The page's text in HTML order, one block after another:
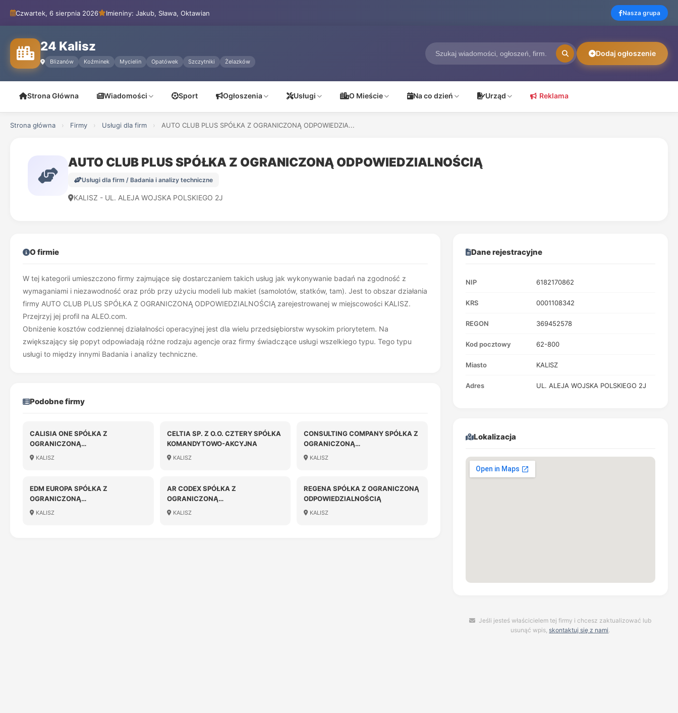
Czwartek, 6 sierpnia 2026 Imieniny: Jakub, Sława, Oktawian Nasza grupa
24 Kalisz
Blizanów Koźminek Mycielin Opatówek Szczytniki Żelazków
Dodaj ogłoszenie
Strona Główna Wiadomości Sport Ogłoszenia Usługi O Mieście Na co dzień Urząd Reklama
Strona główna › Firmy › Usługi dla firm › AUTO CLUB PLUS SPÓŁKA Z OGRANICZONĄ ODPOWIEDZIA...
AUTO CLUB PLUS SPÓŁKA Z OGRANICZONĄ ODPOWIEDZIALNOŚCIĄ
Usługi dla firm / Badania i analizy techniczne
KALISZ - UL. ALEJA WOJSKA POLSKIEGO 2J
O firmie
W tej kategorii umieszczono firmy zajmujące się dostarczaniem takich usług jak wykonywanie badań na zgodność z
wymaganiami i niezawodność oraz prób przy użyciu modeli lub makiet (samolotów, statków, tam). Jest to obszar działania
firmy AUTO CLUB PLUS SPÓŁKA Z OGRANICZONĄ ODPOWIEDZIALNOŚCIĄ zarejestrowanej w miejscowości KALISZ.
Przejrzyj jej profil na ALEO.com.
Obniżenie kosztów codziennej działalności operacyjnej jest dla wielu przedsiębiorstw wysokim priorytetem. Na
zwiększający się popyt odpowiadają różne rodzaju agencje oraz firmy świadczące usługi wszelkiego typu. Tego typu
usługi to między innymi Badania i analizy techniczne.
Podobne firmy
CALISIA ONE SPÓŁKA Z
OGRANICZONĄ
ODPOWIEDZIALNOŚCIĄ
KALISZ
CELTIA SP. Z O.O. CZTERY SPÓŁKA
KOMANDYTOWO-AKCYJNA
KALISZ
CONSULTING COMPANY SPÓŁKA Z
OGRANICZONĄ
ODPOWIEDZIALNOŚCIĄ
KALISZ
EDM EUROPA SPÓŁKA Z
OGRANICZONĄ
ODPOWIEDZIALNOŚCIĄ
KALISZ
AR CODEX SPÓŁKA Z
OGRANICZONĄ
ODPOWIEDZIALNOŚCIĄ
KALISZ
REGENA SPÓŁKA Z OGRANICZONĄ
ODPOWIEDZIALNOŚCIĄ
KALISZ
Dane rejestracyjne
NIP 6182170862
KRS 0001108342
REGON 369452578
Kod pocztowy 62-800
Miasto KALISZ
Adres UL. ALEJA WOJSKA POLSKIEGO 2J
Lokalizacja
Jeśli jesteś właścicielem tej firmy i chcesz zaktualizować lub
usunąć wpis, skontaktuj się z nami.